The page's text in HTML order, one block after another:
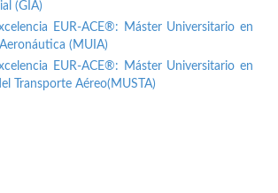
(GIA)
EUR-ACE®: Máster Universitario en
Aeronáutica (MUIA)
EUR-ACE®: Máster Universitario en
Transporte Aéreo(MUSTA)